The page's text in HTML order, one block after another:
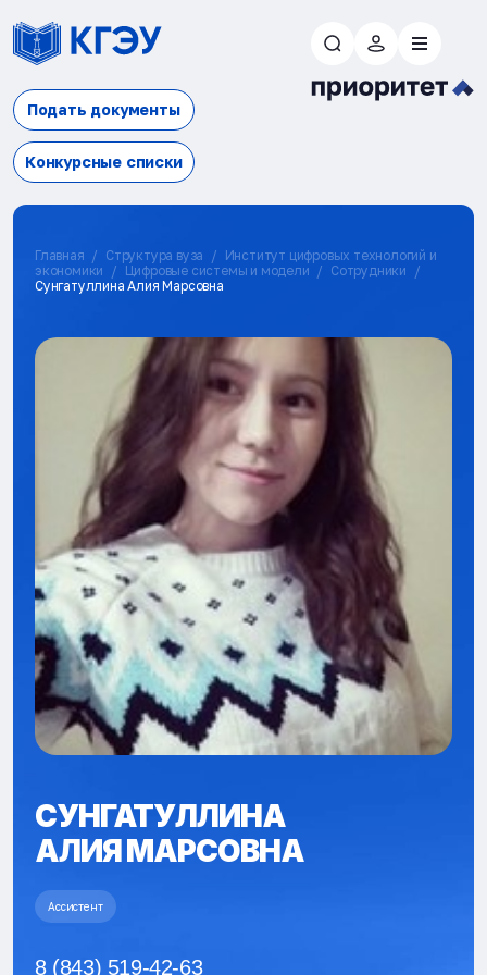
Подать документы
Конкурсные списки
Главная Структура вуза
Институт цифровых технологий и
экономики
Цифровые системы и модели
Сотрудники
Сунгатуллина Алия Марсовна
СУНГАТУЛЛИНА
АЛИЯ МАРСОВНА
Ассистент
8 (843) 519-42-63